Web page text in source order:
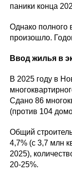
паники конца
Однако полного
произошло.
Ввод жилья в
В 2025 году в
Сдано 86
(против 104
Общий
4,7% (с 3,7 млн
2025),
20-25%.